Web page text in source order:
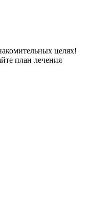
целях!
план лечения